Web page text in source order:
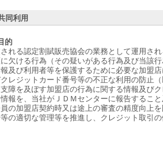
同利用
的
れる認定割賦販売協会の業務として運用さ
欠ける行為（その疑いがある行為及び当該
及び利用者等を保護するために必要な加盟
レジットカード番号等の不正な利用の防止
障を及ぼす加盟店の行為に関する情報及び
報を、当社がＪＤＭセンターに報告するこ
の加盟店契約時又は途上の審査の精度向上
の適切な管理等を推進し、クレジット取引